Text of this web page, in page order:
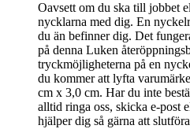
Oavsett om du ska till jobbet
nycklarna med dig. En
du än befinner dig. Det
på denna Luken
tryckmöjligheterna på en
du kommer att lyfta
cm x 3,0 cm. Har du inte
alltid ringa oss, skicka e-post
hjälper dig så gärna att